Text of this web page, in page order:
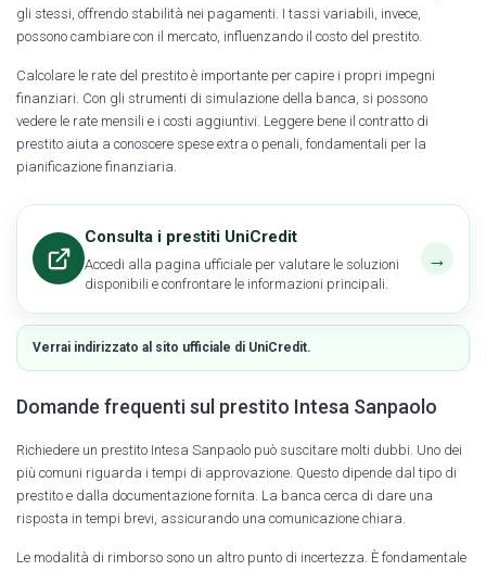
gli stessi, offrendo stabilità nei pagamenti. I tassi variabili, invece,
possono cambiare con il mercato, influenzando il costo del prestito.
Calcolare le rate del prestito è importante per capire i propri impegni
finanziari. Con gli strumenti di simulazione della banca, si possono
vedere le rate mensili e i costi aggiuntivi. Leggere bene il contratto di
prestito aiuta a conoscere spese extra o penali, fondamentali per la
pianificazione finanziaria.
Consulta i prestiti UniCredit
Accedi alla pagina ufficiale per valutare le soluzioni
disponibili e confrontare le informazioni principali.
→
Verrai indirizzato al sito ufficiale di UniCredit.
Domande frequenti sul prestito Intesa Sanpaolo
Richiedere un prestito Intesa Sanpaolo può suscitare molti dubbi. Uno dei
più comuni riguarda i tempi di approvazione. Questo dipende dal tipo di
prestito e dalla documentazione fornita. La banca cerca di dare una
risposta in tempi brevi, assicurando una comunicazione chiara.
Le modalità di rimborso sono un altro punto di incertezza. È fondamentale